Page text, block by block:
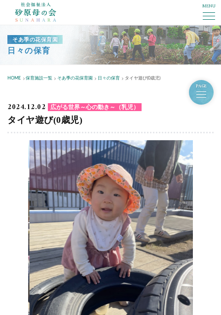
MENU
そあ季の花保育園
日々の保育
HOME 保育施設一覧 そあ季の花保育園 日々の保育 タイヤ遊び(0歳児)
PAGE
2024.12.02 広がる世界～心の動き～（乳児）
タイヤ遊び(0歳児)